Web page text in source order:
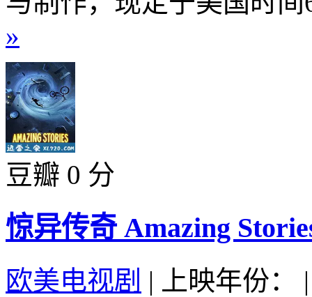
»
豆瓣 0 分
惊异传奇 Amazing
欧美电视剧 | 上映年份：
|